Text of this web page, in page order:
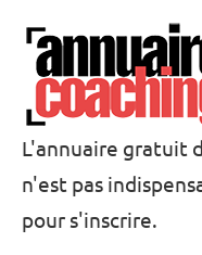
contenu
Annuaire
L'annuaire gratuit
n'est pas
pour s'inscrire.